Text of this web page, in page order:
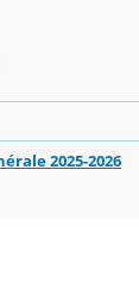
2025-2026